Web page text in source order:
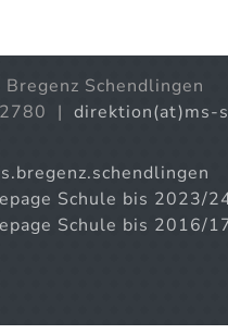
Schendlingen
| direktion(at)ms-
Schule bis 2023/
Schule bis 2016/